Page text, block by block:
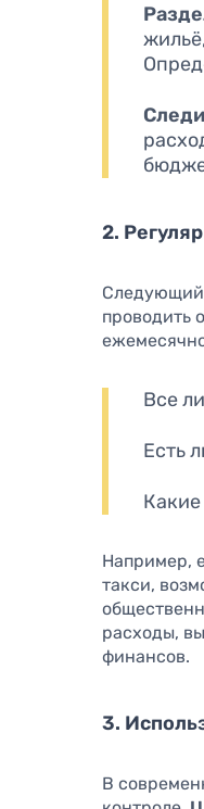
2.
проводить
Все
Есть
Например,
такси,
расходы,
финансов.
3.
В